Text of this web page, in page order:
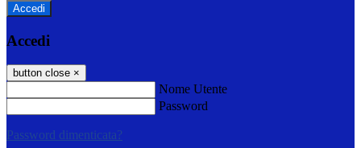
Accedi
Accedi
button close ×
Nome Utente
Password
Password dimenticata?